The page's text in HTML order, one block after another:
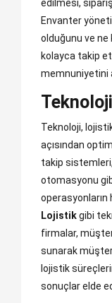
edilmesi,
Envanter
olduğunu ve
kolayca takip
memnuniyetini
Teknoloji,
açısından
takip
otomasyonu
operasyonların
Lojistikgibi
firmalar,
sunarak
lojistik
sonuçlar elde